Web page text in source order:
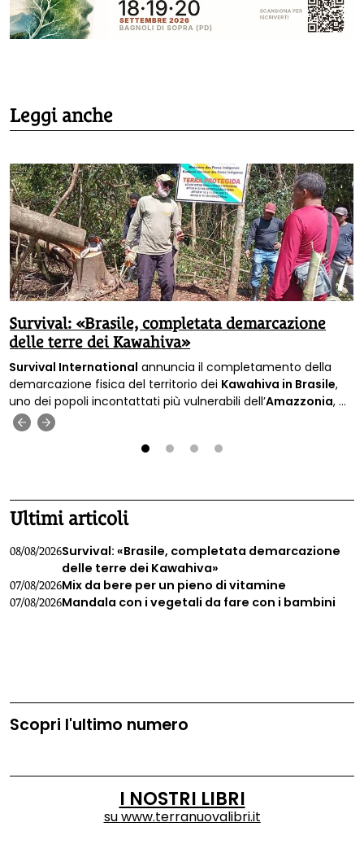
Leggi anche
Survival: «Brasile, completata demarcazione
delle terre dei Kawahiva»
Survival International annuncia il completamento della
demarcazione fisica del territorio dei Kawahiva in Brasile,
uno dei popoli incontattati più vulnerabili dell’Amazzonia, a
27 anni dal riconoscimento ufficiale della loro presenza da
parte delle autorità.
Ultimi articoli
08/08/2026Survival: «Brasile, completata demarcazione
delle terre dei Kawahiva»
07/08/2026Mix da bere per un pieno di vitamine
07/08/2026Mandala con i vegetali da fare con i bambini
Scopri l'ultimo numero
I NOSTRI LIBRI
suwww.terranuovalibri.it